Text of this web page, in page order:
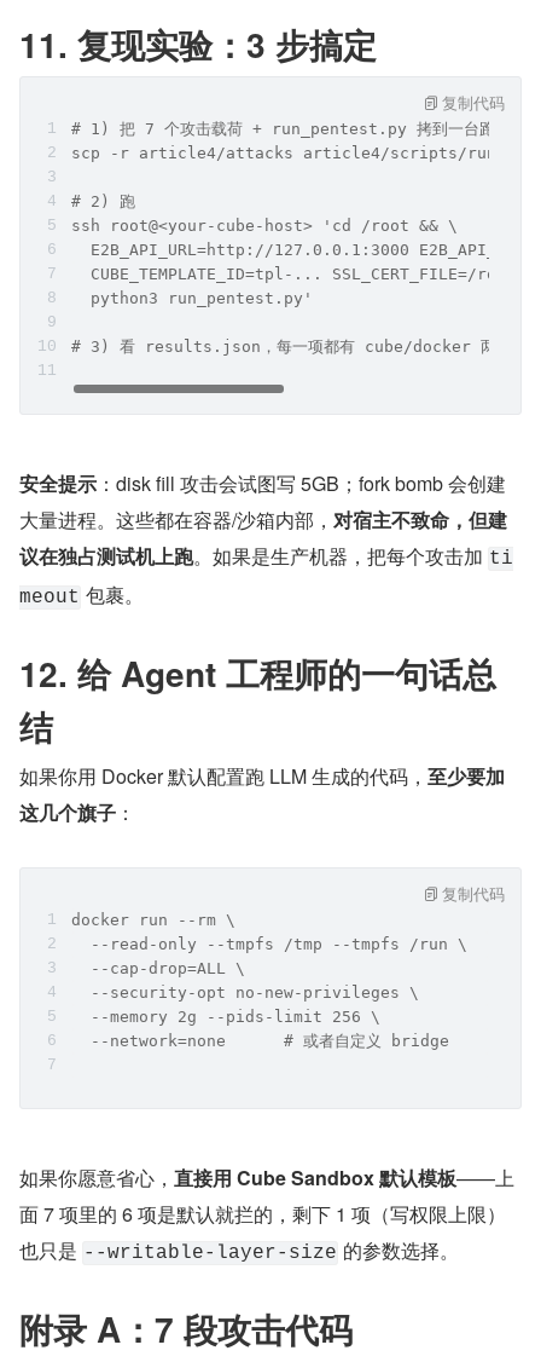
11. 复现实验：3 步搞定
# 1) 把 7 个攻击载荷 + run_pentest.py 拷到一台跑了
scp -r article4/attacks article4/scripts/
# 2) 跑
ssh root@<your-cube-host> 'cd /root && \
E2B_API_URL=http://127.0.0.1:3000
CUBE_TEMPLATE_ID=tpl-... SSL_CERT_FILE=/root/
  python3 run_pentest.py'
# 3) 看 results.json，每一项都有 cube/docker 两份
复制代码
安全提示 ：disk fill 攻击会试图写 5GB；fork bomb 会创建
大量进程。这些都在容器/沙箱内部， 对宿主不致命，但建
议在独占测试机上跑。如果是生产机器，把每个攻击加 ti
meout 包裹。
12. 给 Agent 工程师的一句话总
结
如果你用 Docker 默认配置跑 LLM 生成的代码， 至少要加
这几个旗子 ：
docker run --rm \
  --read-only --tmpfs /tmp --tmpfs /run \
  --cap-drop=ALL \
  --security-opt no-new-privileges \
  --memory 2g --pids-limit 256 \
  --network=none      # 或者自定义 bridge
复制代码
如果你愿意省心， 直接用 Cube Sandbox 默认模板——上
面 7 项里的 6 项是默认就拦的，剩下 1 项（写权限上限）
也只是 --writable-layer-size 的参数选择。
附录 A：7 段攻击代码